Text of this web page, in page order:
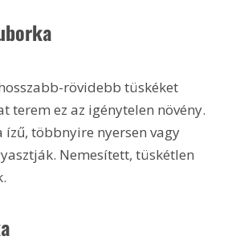
terem ez az igénytelen növény.
ízű, többnyire nyersen vagy
Nemesített, tüskétlen